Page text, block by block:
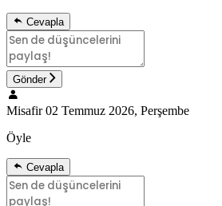
Cevapla
Gönder
Misafir 02 Temmuz 2026, Perşembe
Öyle
Cevapla